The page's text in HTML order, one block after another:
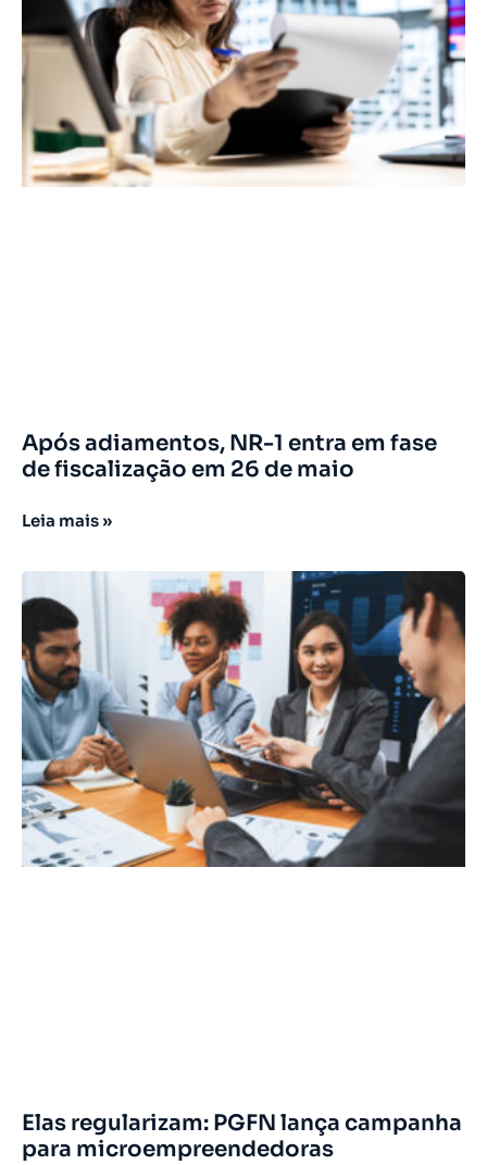
Após adiamentos, NR-1 entra em fase
de fiscalização em 26 de maio
Leia mais »
Elas regularizam: PGFN lança campanha
para microempreendedoras